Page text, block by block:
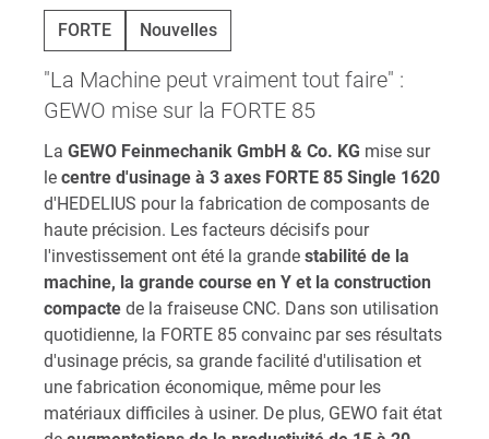
FORTE Nouvelles
"La Machine peut vraiment tout faire" :
GEWO mise sur la FORTE 85
La GEWO Feinmechanik GmbH & Co. KG mise sur
le centre d'usinage à 3 axes FORTE 85 Single 1620
d'HEDELIUS pour la fabrication de composants de
haute précision. Les facteurs décisifs pour
l'investissement ont été la grande stabilité de la
machine, la grande course en Y et la construction
compacte de la fraiseuse CNC. Dans son utilisation
quotidienne, la FORTE 85 convainc par ses résultats
d'usinage précis, sa grande facilité d'utilisation et
une fabrication économique, même pour les
matériaux difficiles à usiner. De plus, GEWO fait état